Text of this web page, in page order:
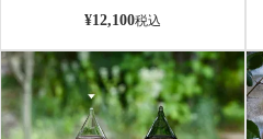
¥12,100税込